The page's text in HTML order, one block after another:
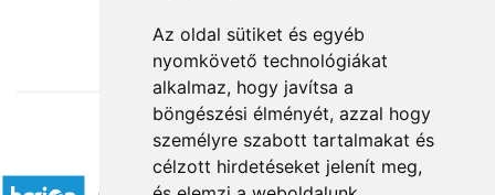
Az oldal sütiket és egyéb
nyomkövető technológiákat
alkalmaz, hogy javítsa a
böngészési élményét, azzal hogy
személyre szabott tartalmakat és
célzott hirdetéseket jelenít meg,
Accepted payment methods